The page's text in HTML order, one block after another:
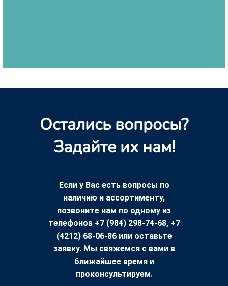
Остались вопросы?
Задайте их нам!
Если у Вас есть вопросы по
наличию и ассортименту,
позвоните нам по одному из
телефонов +7 (984) 298-74-68, +7
(4212) 68-06-86 или оставьте
заявку. Мы свяжемся с вами в
ближайшее время и
проконсультируем.